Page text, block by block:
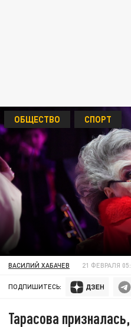
ОБЩЕСТВО СПОРТ
ВАСИЛИЙ ХАБАЧЕВ 21 ФЕВРАЛЯ
ПОДПИШИТЕСЬ:
Тарасова